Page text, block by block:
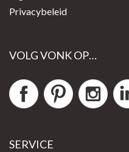
Privacybeleid
VOLG VONK OP…
SERVICE